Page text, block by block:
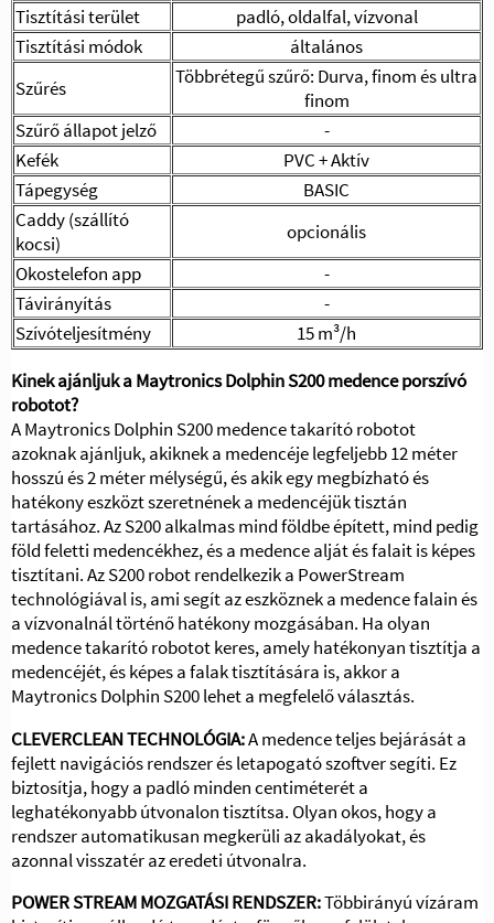
Tisztítási terület
padló, oldalfal, vízvonal
Tisztítási módok
általános
Szűrés
Többrétegű szűrő: Durva, finom és ultra
finom
Szűrő állapot jelző
-
Kefék
PVC + Aktív
Tápegység
BASIC
Caddy (szállító
kocsi)
opcionális
Okostelefon app
-
Távirányítás
-
Szívóteljesítmény
15 m³/h
Kinek ajánljuk a Maytronics Dolphin S200 medence porszívó
robotot?
A Maytronics Dolphin S200 medence takarító robotot
azoknak ajánljuk, akiknek a medencéje legfeljebb 12 méter
hosszú és 2 méter mélységű, és akik egy megbízható és
hatékony eszközt szeretnének a medencéjük tisztán
tartásához. Az S200 alkalmas mind földbe épített, mind pedig
föld feletti medencékhez, és a medence alját és falait is képes
tisztítani. Az S200 robot rendelkezik a PowerStream
technológiával is, ami segít az eszköznek a medence falain és
a vízvonalnál történő hatékony mozgásában. Ha olyan
medence takarító robotot keres, amely hatékonyan tisztítja a
medencéjét, és képes a falak tisztítására is, akkor a
Maytronics Dolphin S200 lehet a megfelelő választás.
CLEVERCLEAN TECHNOLÓGIA:A medence teljes bejárását a
fejlett navigációs rendszer és letapogató szoftver segíti. Ez
biztosítja, hogy a padló minden centiméterét a
leghatékonyabb útvonalon tisztítsa. Olyan okos, hogy a
rendszer automatikusan megkerüli az akadályokat, és
azonnal visszatér az eredeti útvonalra.
POWER STREAM MOZGATÁSI RENDSZER:Többirányú vízáram